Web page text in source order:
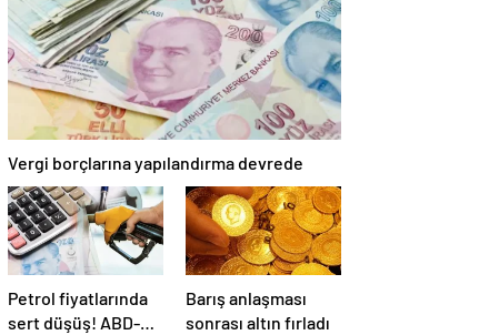
Vergi borçlarına yapılandırma devrede
Petrol fiyatlarında
sert düşüş! ABD-
Barış anlaşması
sonrası altın fırladı